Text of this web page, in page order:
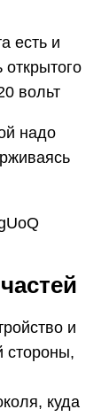
есть и
открытого
вольт
надо
и
стороны,
куда